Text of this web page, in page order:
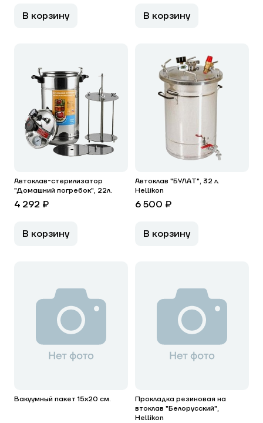
В корзину В корзину
Автоклав-стерилизатор
"Домашний погребок", 22л.
4 292 ₽
В корзину
Автоклав "БУЛАТ", 32 л.
Hellikon
6 500 ₽
В корзину
Вакуумный пакет 15х20 см.
Прокладка резиновая на
втоклав "Белорусский",
Hellikon